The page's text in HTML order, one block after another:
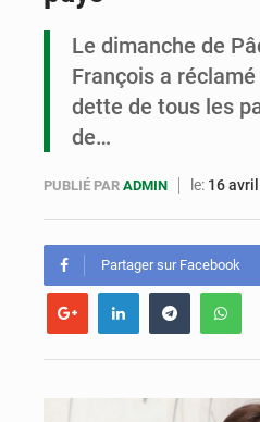
Le dimanche de
François a
dette de tous les
de…
PUBLIÉ PAR ADMIN le: 16
Partager sur Facebook